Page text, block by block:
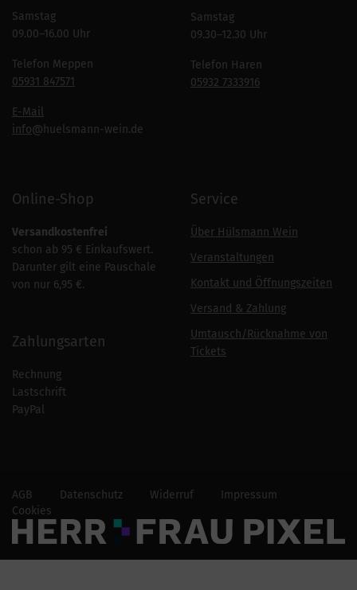
Samstag
09.00–16.00 Uhr
Telefon Meppen
05931 847571
E-Mail
info@huelsmann-wein.de
Samstag
09.30–12.30 Uhr
Telefon Haren
05932 7333916
Online-Shop
Versandkostenfrei
schon ab 95 € Einkaufswert.
Darunter gilt eine Pauschale
von nur 6,95 €.
Zahlungsarten
Rechnung
Lastschrift
PayPal
Service
Über Hülsmann Wein
Veranstaltungen
Kontakt und Öffnungszeiten
Versand & Zahlung
Umtausch/Rücknahme von
Tickets
AGB Datenschutz Widerruf
Impressum
Cookies